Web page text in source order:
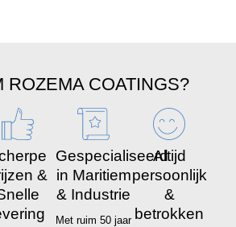
ROZEMA COATINGS?
&
Gespecialiseerd
in Maritiem
& Industrie
Met ruim 50 jaar
Altijd
persoonlijk
&
betrokken